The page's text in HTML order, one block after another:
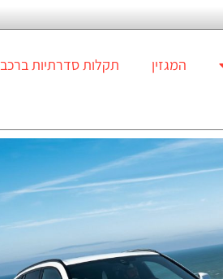
המגזין תקלות סדרתיות ברכב